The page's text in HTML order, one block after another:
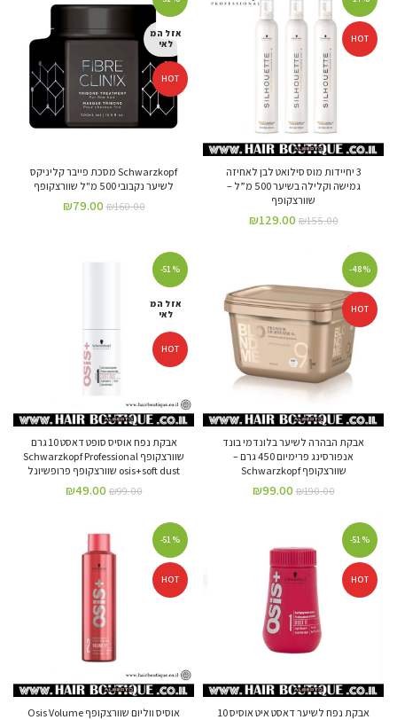
HOT
3 יחיידות מוס סילואט לבן לאחיזה
גמישה וקלילה בשיער 500 מ”ל –
שוורצקופף
₪155.00
₪129.00
אזל המ
לאי
HOT
Schwarzkopf מסכת פייבר קליניקס
לשיער נקבובי 500 מ"ל שוורצקופף
₪160.00
₪79.00
-48%
HOT
אבקת הבהרה לשיער בלונדמי בונד
אנפורסינג פרימיום 450 גרם –
שוורצקופף Schwarzkopf
₪190.00
₪99.00
-51%
אזל המ
לאי
HOT
אבקת נפח אוסיס סופט דאסט 10 גרם
שוורצקופף Schwarzkopf Professional
osis+soft dust שוורצקופף פרופשיונל
₪99.00
₪49.00
-51%
HOT
אבקת נפח לשיער דאסט איט אוסיס 10
-51%
HOT
אוסיס ווליום שוורצקופף Osis Volume